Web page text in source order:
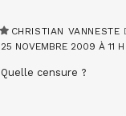
CHRISTIAN VANNESTE
25 NOVEMBRE 2009 À 11
Quelle censure ?